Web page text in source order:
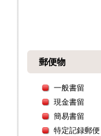
郵便物
一般書留
現金書留
簡易書留
特定記録郵便